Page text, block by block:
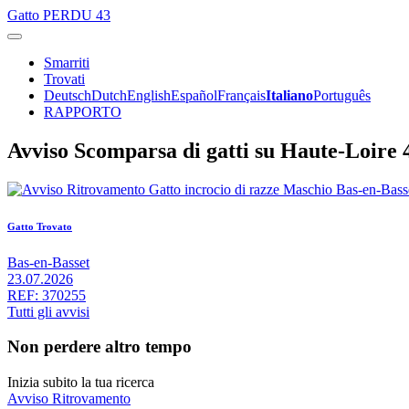
Gatto PERDU 43
Smarriti
Trovati
DeutschDutchEnglishEspañolFrançaisItalianoPortuguês
RAPPORTO
Avviso Scomparsa di gatti su Haute-Loire
Gatto Trovato
Bas-en-Basset
23.07.2026
REF: 370255
Tutti gli avvisi
Non perdere altro tempo
Inizia subito la tua ricerca
Avviso Ritrovamento